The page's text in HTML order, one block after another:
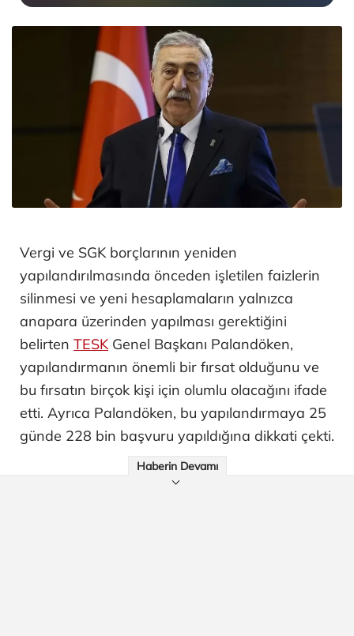
Vergi ve SGK borçlarının yeniden
yapılandırılmasında önceden işletilen faizlerin
silinmesi ve yeni hesaplamaların yalnızca
anapara üzerinden yapılması gerektiğini
belirten TESKGenel Başkanı Palandöken,
yapılandırmanın önemli bir fırsat olduğunu ve
bu fırsatın birçok kişi için olumlu olacağını ifade
etti. Ayrıca Palandöken, bu yapılandırmaya 25
günde 228 bin başvuru yapıldığına dikkati çekti.
Haberin Devamı